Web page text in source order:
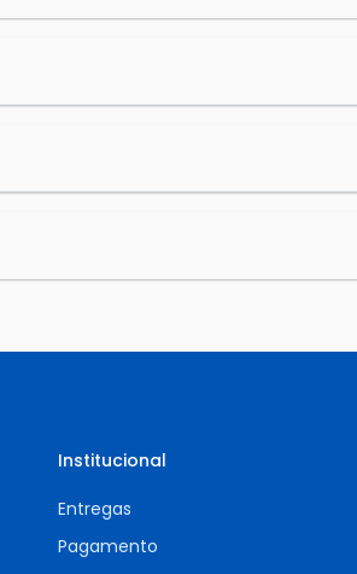
Institucional
Entregas
Pagamento